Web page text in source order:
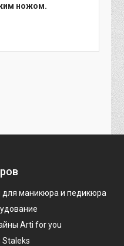
ножом.
для маникюра и педикюра
Arti for you